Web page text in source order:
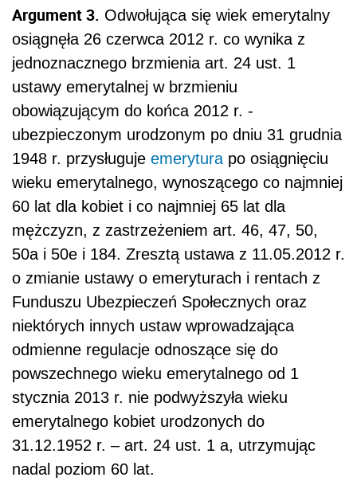
Argument 3. Odwołująca się wiek emerytalny
osiągnęła 26 czerwca 2012 r. co wynika z
jednoznacznego brzmienia art. 24 ust. 1
ustawy emerytalnej w brzmieniu
obowiązującym do końca 2012 r. -
ubezpieczonym urodzonym po dniu 31 grudnia
1948 r. przysługuje emerytura po osiągnięciu
wieku emerytalnego, wynoszącego co najmniej
60 lat dla kobiet i co najmniej 65 lat dla
mężczyzn, z zastrzeżeniem art. 46, 47, 50,
50a i 50e i 184. Zresztą ustawa z 11.05.2012 r.
o zmianie ustawy o emeryturach i rentach z
Funduszu Ubezpieczeń Społecznych oraz
niektórych innych ustaw wprowadzająca
odmienne regulacje odnoszące się do
powszechnego wieku emerytalnego od 1
stycznia 2013 r. nie podwyższyła wieku
emerytalnego kobiet urodzonych do
31.12.1952 r. – art. 24 ust. 1 a, utrzymując
nadal poziom 60 lat.